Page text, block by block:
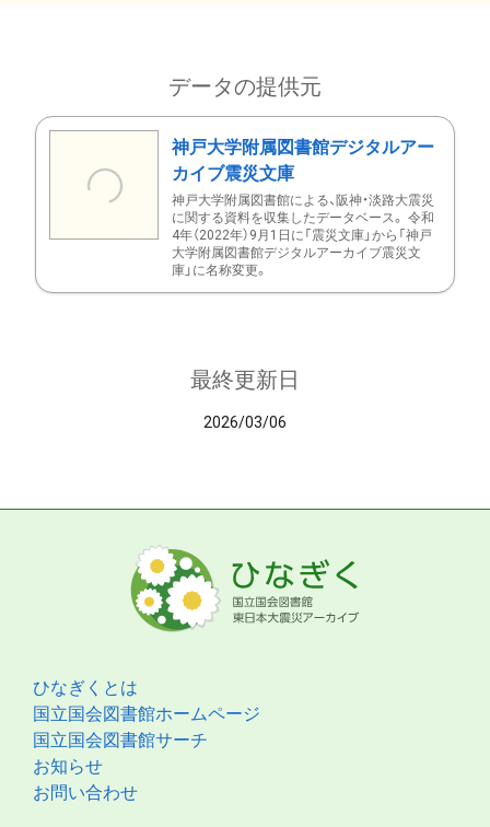
データの提供元
神戸大学附属図書館デジタルアー
カイブ震災文庫
神戸大学附属図書館による、阪神・淡路大震災
に関する資料を収集したデータベース。 令和
4年（2022年）9月1日に「震災文庫」から「神戸
大学附属図書館デジタルアーカイブ震災文
庫」に名称変更。
最終更新日
2026/03/06
ひなぎくとは
国立国会図書館ホームページ
国立国会図書館サーチ
お知らせ
お問い合わせ